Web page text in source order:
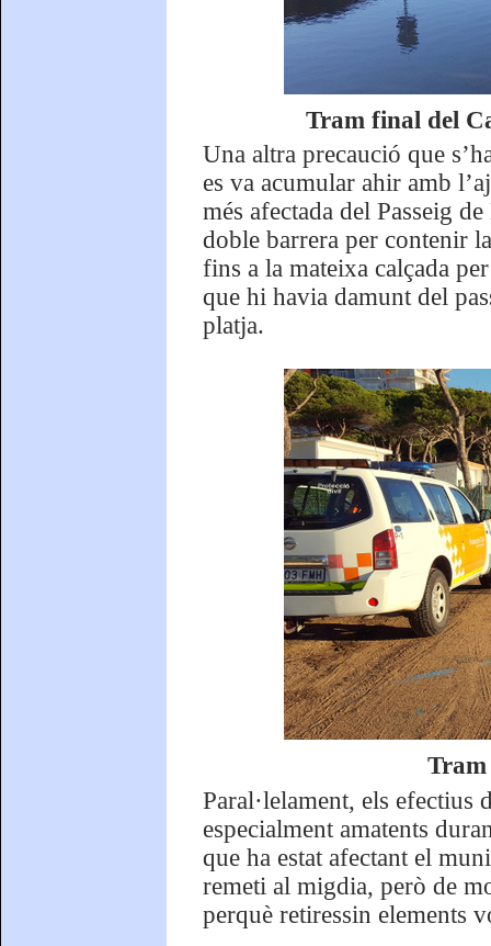
Tram final del
Una altra precaució que
es va acumular ahir amb
més afectada del Passeig
doble barrera per contenir
fins a la mateixa calçada
que hi havia damunt del
platja.
Tram
Paral·lelament, els efectius
especialment amatents
que ha estat afectant el
remeti al migdia, però de
perquè retiressin elements